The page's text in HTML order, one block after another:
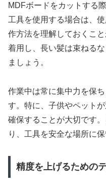
MDFボードをカットする
工具を使用する場合は、
作方法を理解しておくこ
着用し、長い髪は束ねる
ましょう。
作業中は常に集中力を保
す。特に、子供やペット
確保することが大切です
り、工具を安全な場所に保
精度を上げるための